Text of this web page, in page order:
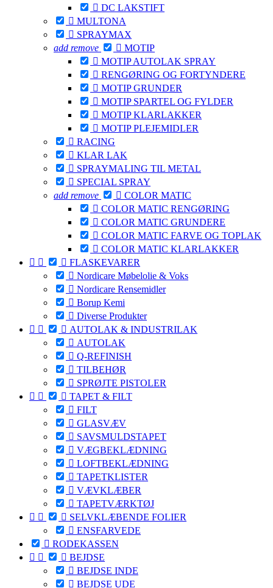
 DC LAKSTIFT
 MULTONA
 SPRAYMAX
add remove  MOTIP
 MOTIP AUTOLAK SPRAY
 RENGØRING OG FORTYNDERE
 MOTIP GRUNDER
 MOTIP SPARTEL OG FYLDER
 MOTIP KLARLAKKER
 MOTIP PLEJEMIDLER
 RACING
 KLAR LAK
 SPRAYMALING TIL METAL
 SPECIAL SPRAY
add remove  COLOR MATIC
 COLOR MATIC RENGØRING
 COLOR MATIC GRUNDERE
 COLOR MATIC FARVE OG TOPLAK
 COLOR MATIC KLARLAKKER
   FLASKEVARER
 Nordicare Møbelolie & Voks
 Nordicare Rensemidler
 Borup Kemi
 Diverse Produkter
   AUTOLAK & INDUSTRILAK
 AUTOLAK
 Q-REFINISH
 TILBEHØR
 SPRØJTE PISTOLER
   TAPET & FILT
 FILT
 GLASVÆV
 SAVSMULDSTAPET
 VÆGBEKLÆDNING
 LOFTBEKLÆDNING
 TAPETKLISTER
 VÆVKLÆBER
 TAPETVÆRKTØJ
   SELVKLÆBENDE FOLIER
 ENSFARVEDE
 RODEKASSEN
   BEJDSE
 BEJDSE INDE
 BEJDSE UDE